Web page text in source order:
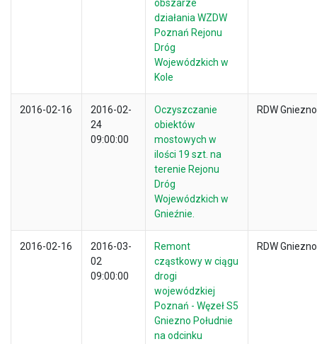
obszarze
działania WZDW
Poznań Rejonu
Dróg
Wojewódzkich w
Kole
2016-02-16
2016-02-
24
09:00:00
Oczyszczanie
obiektów
mostowych w
ilości 19 szt. na
terenie Rejonu
Dróg
Wojewódzkich w
Gnieźnie.
RDW Gniezno
2016-02-16
2016-03-
02
09:00:00
Remont
cząstkowy w ciągu
drogi
wojewódzkiej
Poznań - Węzeł S5
Gniezno Południe
na odcinku
RDW Gniezno